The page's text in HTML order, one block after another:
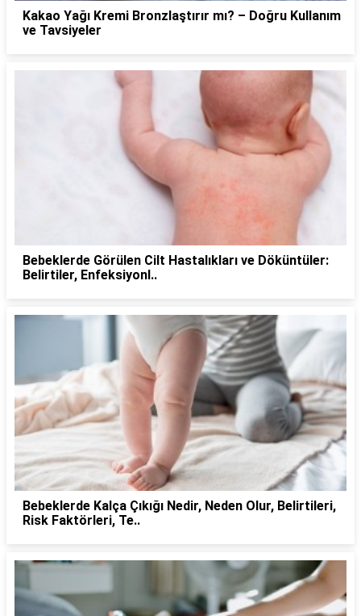
Kakao Yağı Kremi Bronzlaştırır mı? – Doğru Kullanım
ve Tavsiyeler
Bebeklerde Görülen Cilt Hastalıkları ve Döküntüler:
Belirtiler, Enfeksiyonl..
Bebeklerde Kalça Çıkığı Nedir, Neden Olur, Belirtileri,
Risk Faktörleri, Te..